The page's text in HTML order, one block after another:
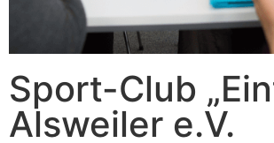
Sport-Club
Alsweiler e.V.